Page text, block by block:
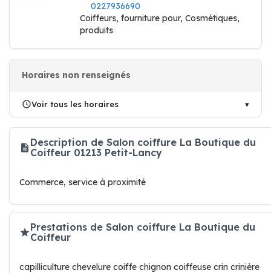
0227936690
Coiffeurs, fourniture pour, Cosmétiques,
produits
Horaires non renseignés
Voir tous les horaires
Description de Salon coiffure La Boutique du
Coiffeur 01213 Petit-Lancy
Commerce, service à proximité
Prestations de Salon coiffure La Boutique du
Coiffeur
capilliculture chevelure coiffe chignon coiffeuse crin crinière